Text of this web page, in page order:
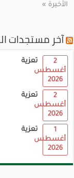
الأخيرة »
آخر مستجدات
تعزية
2
أغسطس
2026
تعزية
2
أغسطس
2026
تعزية
1
أغسطس
2026